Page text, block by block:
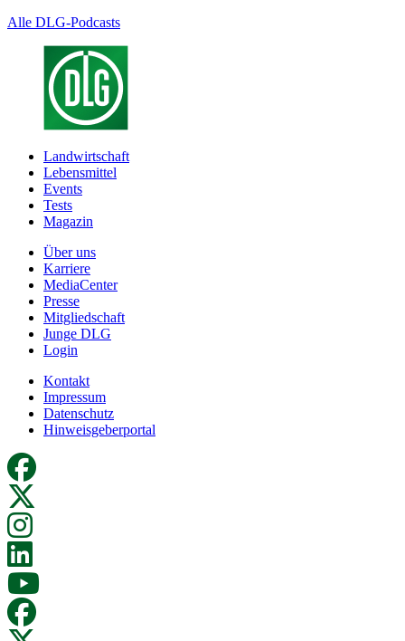
Alle DLG-Podcasts
Landwirtschaft
Lebensmittel
Events
Tests
Magazin
Über uns
Karriere
MediaCenter
Presse
Mitgliedschaft
Junge DLG
Login
Kontakt
Impressum
Datenschutz
Hinweisgeberportal